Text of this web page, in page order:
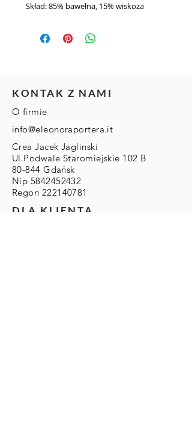
Skład: 85% bawełna, 15% wiskoza
KONTAK Z NAMI
O firmie
info@eleonoraportera.it
Crea Jacek Jaglinski
Ul.Podwale Staromiejskie 102 B
80-844 Gdańsk
Nip 5842452432
Regon 222140781
DLA KLIENTA